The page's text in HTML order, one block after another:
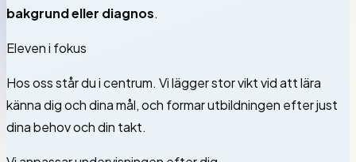
bakgrund eller diagnos.
Eleven i fokus
Hos oss står du i centrum. Vi lägger stor vikt vid att lära
känna dig och dina mål, och formar utbildningen efter just
dina behov och din takt.